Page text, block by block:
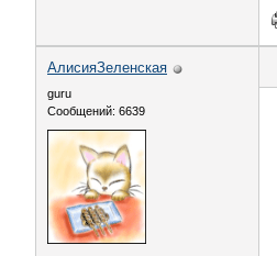
АлисияЗеленская
guru
Сообщений: 6639